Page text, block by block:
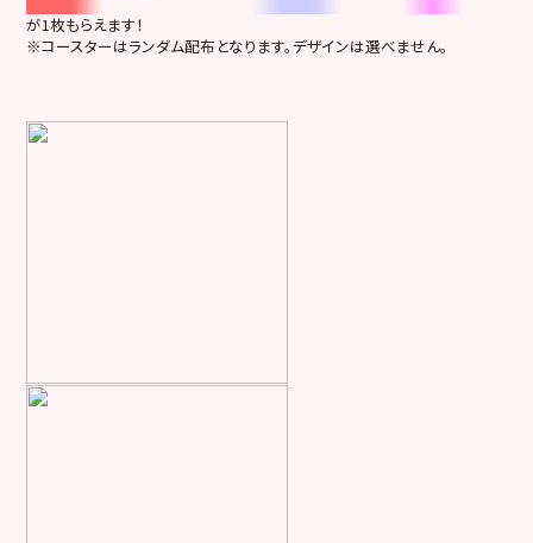
が1枚もらえます！
※コースターはランダム配布となります。デザインは選べません。